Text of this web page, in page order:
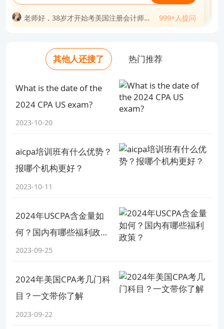
老师好，38岁才开始考美国注册会计师会
不会太迟？
老师好，有了美国注册会计师证后好找工
作吗？
老师好，考出美国注册会计师的难度相当
于考进什么大学？
老师好，美国注会考试怎样备考（越详细
越好）？
999+人提问
吗？
老师好，美国注册会计师考试科目几年考
老师好，uscpa工资一般是多少钱？
老师好，uscpa如果不去考会怎么样？
老师好，美国注册会计师难度有多大？
999+人提问
老师好，考过美国注册会计师能干嘛？
老师好，考完美国注册会计师可以做什么
多少？
老师好，美国注册会计师工资待遇如何？
老师好，35岁考美国注册会计师有意义
吗？
999+人提问
老师好，美国注会一共几科几年过？
老师好，uscpa证书一年挣多少钱？
老师好，美国注册会计师能干什么工作？
999+人提问
不会太迟？
于考进什么大学？
老师好，美国注会考试怎样备考（越详细
越好）？
其他人还搜了 热门推荐
What is the date of the
2024 CPA US exam?
2023-10-20
aicpa培训班有什么优势？
报哪个机构更好？
2023-10-11
2024年USCPA含金量如
何？国内有哪些福利政
策？
2023-09-25
2024年美国CPA考几门科
目？一文带你了解
2023-09-22